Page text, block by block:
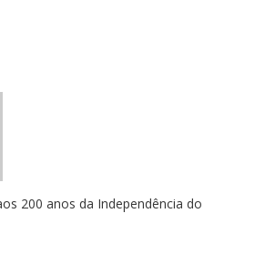
200 anos da Independência do